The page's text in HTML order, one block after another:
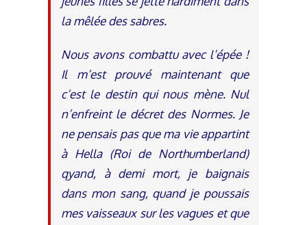
la mêlée des sabres.
Nous avons combattu avec l’épée !
Il m’est prouvé maintenant que
c’est le destin qui nous mène. Nul
n’enfreint le décret des Normes. Je
ne pensais pas que ma vie appartint
à Hella (Roi de Northumberland)
qyand, à demi mort, je baignais
dans mon sang, quand je poussais
mes vaisseaux sur les vagues et que